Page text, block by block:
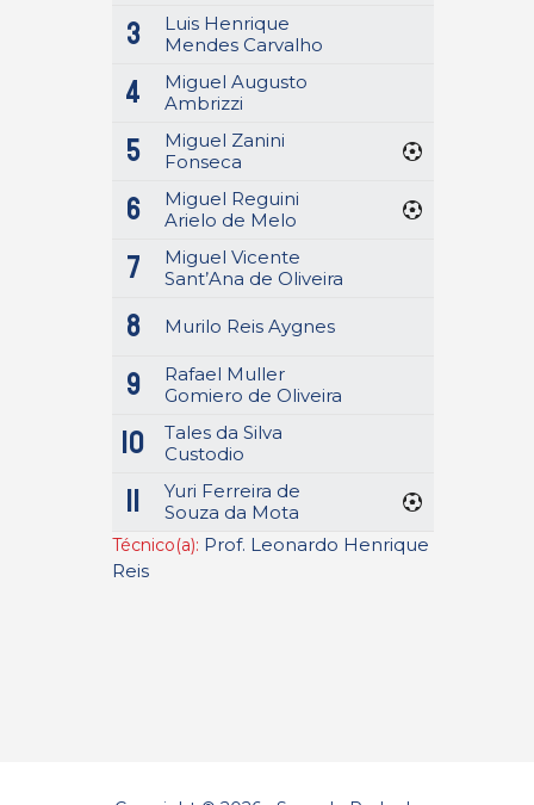
3
Luis Henrique
Mendes Carvalho
4
Miguel Augusto
Ambrizzi
5
Miguel Zanini
Fonseca
6
Miguel Reguini
Arielo de Melo
7
Miguel Vicente
Sant’Ana de Oliveira
8 Murilo Reis Aygnes
9
Rafael Muller
Gomiero de Oliveira
10
Tales da Silva
Custodio
11
Yuri Ferreira de
Souza da Mota
Técnico(a): Prof. Leonardo Henrique
Reis